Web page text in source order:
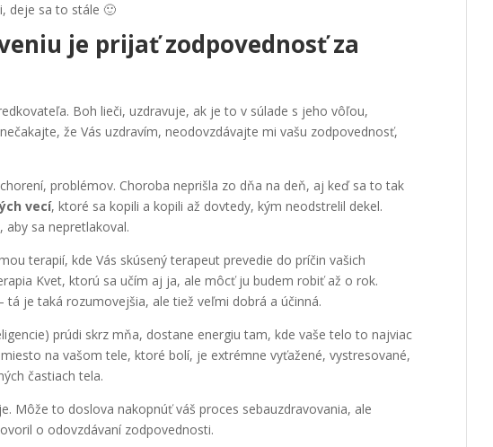
deje sa to stále 🙂
je prijať zodpovednosť za
Boh lieči, uzdravuje, ak je to v súlade s jeho vôľou,
že Vás uzdravím, neodovzdávajte mi vašu zodpovednosť,
problémov. Choroba neprišla zo dňa na deň, aj keď sa to tak
vecí, ktoré sa kopili a kopili až dovtedy, kým neodstrelil dekel.
sa nepretlakoval.
terapií, kde Vás skúsený terapeut prevedie do príčin vašich
Kvet, ktorú sa učím aj ja, ale môcť ju budem robiť až o rok.
tá je taká rozumovejšia, ale tiež veľmi dobrá a účinná.
prúdi skrz mňa, dostane energiu tam, kde vaše telo to najviac
na vašom tele, ktoré bolí, je extrémne vyťažené, vystresované,
častiach tela.
Môže to doslova nakopnúť váš proces sebauzdravovania, ale
o odovzdávaní zodpovednosti.